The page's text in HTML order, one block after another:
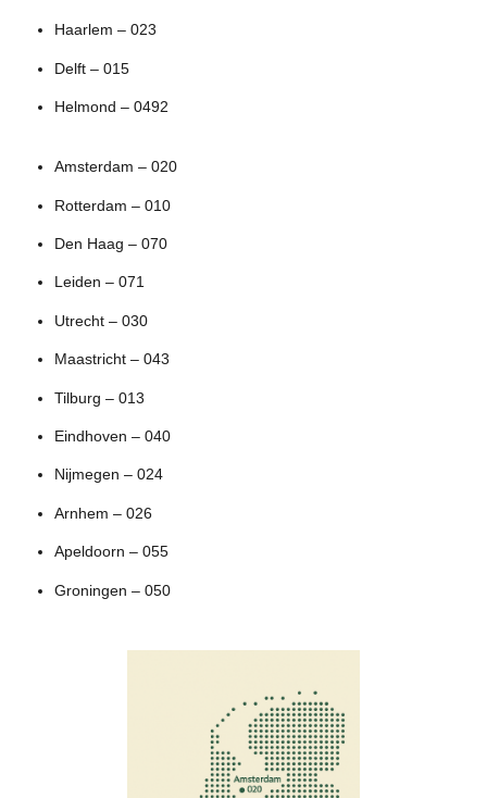
Haarlem – 023
Delft – 015
Helmond – 0492
Amsterdam – 020
Rotterdam – 010
Den Haag – 070
Leiden – 071
Utrecht – 030
Maastricht – 043
Tilburg – 013
Eindhoven – 040
Nijmegen – 024
Arnhem – 026
Apeldoorn – 055
Groningen – 050